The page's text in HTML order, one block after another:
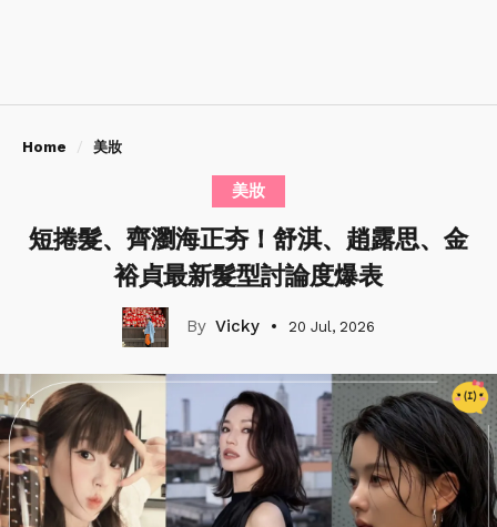
Home 美妝
美妝
短捲髮、齊瀏海正夯！舒淇、趙露思、金
裕貞最新髮型討論度爆表
Vicky 20 Jul, 2026